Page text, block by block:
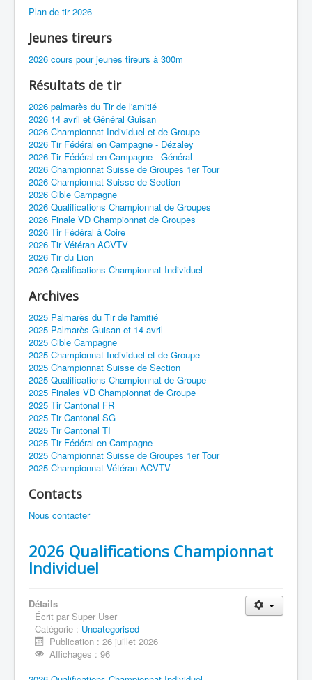
Plan de tir 2026
Jeunes tireurs
2026 cours pour jeunes tireurs à 300m
Résultats de tir
2026 palmarès du Tir de l'amitié
2026 14 avril et Général Guisan
2026 Championnat Individuel et de Groupe
2026 Tir Fédéral en Campagne - Dézaley
2026 Tir Fédéral en Campagne - Général
2026 Championnat Suisse de Groupes 1er Tour
2026 Championnat Suisse de Section
2026 Cible Campagne
2026 Qualifications Championnat de Groupes
2026 Finale VD Championnat de Groupes
2026 Tir Fédéral à Coire
2026 Tir Vétéran ACVTV
2026 Tir du Lion
2026 Qualifications Championnat Individuel
Archives
2025 Palmarès du Tir de l'amitié
2025 Palmarès Guisan et 14 avril
2025 Cible Campagne
2025 Championnat Individuel et de Groupe
2025 Championnat Suisse de Section
2025 Qualifications Championnat de Groupe
2025 Finales VD Championnat de Groupe
2025 Tir Cantonal FR
2025 Tir Cantonal SG
2025 Tir Cantonal TI
2025 Tir Fédéral en Campagne
2025 Championnat Suisse de Groupes 1er Tour
2025 Championnat Vétéran ACVTV
Contacts
Nous contacter
2026 Qualifications Championnat
Individuel
Détails
Écrit par Super User
Catégorie : Uncategorised
Publication : 26 juillet 2026
Affichages : 96